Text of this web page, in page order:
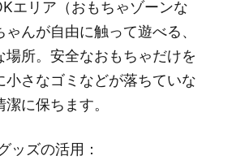
エリア（おもちゃゾーンな
ゃんが自由に触って遊べる、
場所。安全なおもちゃだけを
小さなゴミなどが落ちていな
に保ちます。
ッズの活用：